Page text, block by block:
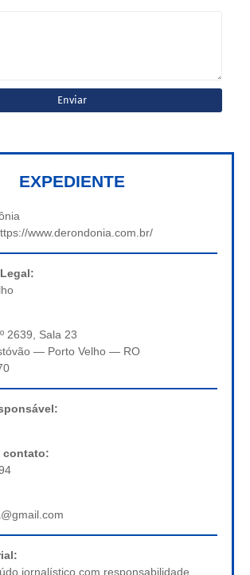
EXPEDIENTE
www.derondonia.com.br/
2639, Sala 23
— Porto Velho — RO
contato:
jornalístico com responsabilidade,